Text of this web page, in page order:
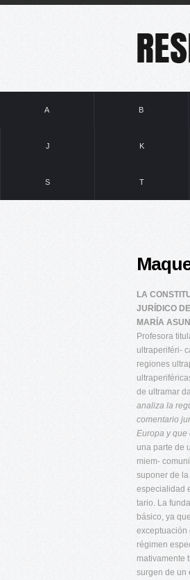
A B
J K
S T
LA
JURÍDICO
MARÍA
Profesora
ultraperiféri-
regiones
de ultramar
analiza la
comentario
Europa y que
una parte de
miem-
suponer de
especialidad
tario. La
básico, ya
exceptuación
régimen
mativamente
surgen de un